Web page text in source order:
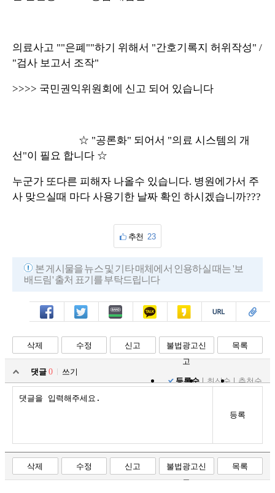
의료사고 ""은폐""하기 위해서 "간호기록지 허위작성" /
"검사 보고서 조작"
>>>> 국민권익위원회에 신고 되어 있습니다
☆ "공론화" 되어서 "의료 시스템의 개
선"이 필요 합니다 ☆
누군가 또다른 피해자 나올수 있습니다. 병원에가서 주
사 맞으실때 마다 사용기한 날짜 확인 하시겠습니까???
추천 23
본 게시물을 뉴스 및 기타 매체에서 인용하실 때는 '보
배드림' 출처 표기를 부탁드립니다
페북 트윗 밴드 카톡 카스 복사 스크랩
삭제 수정 신고
불법광고신
고
목록
댓글 0
쓰기
등록순
최신순 추천순
등록
삭제 수정 신고
불법광고신
고
목록